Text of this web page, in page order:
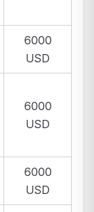
6000
USD
6000
USD
6000
USD